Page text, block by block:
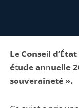
Le Conseil
étude annuelle
souveraineté ».